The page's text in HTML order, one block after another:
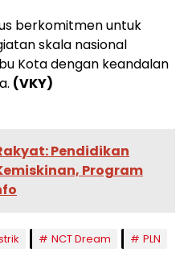
berkomitmen untuk
skala nasional
Kota dengan keandalan
(VKY)
Pendidikan
Program
NCT Dream PLN